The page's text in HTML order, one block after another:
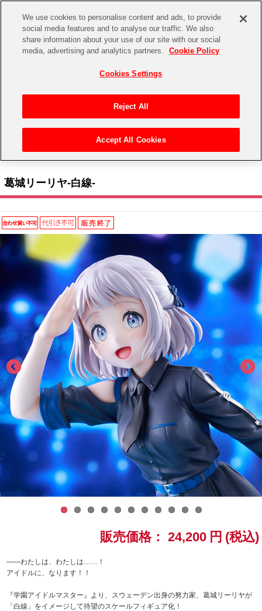
CHANNEL STORE EVENT
ゲーム 電子書籍
CD / Blu-ray
EVENT
ASOBI STAGE
その他先行受付
プレミアム会員とは
アイドルマスターシリーズ
アイドルマスター
アイドルマスター シャイニーカラーズ
学園アイドルマスター
プロジェクトアイマス ヴイアライヴ
テイルズ オブ シリーズ
電音部
鉄拳
太鼓の達人
ACE COMBAT
パックマン
ナムコクラシック
スサノオマジック
ラブライブ！シリーズ
ラブライブ！
イベントグッズ
トイ・ホビー
アイドルマスター シリーズ>学園アイドルマスター
葛城リーリヤ-白線-
販売価格： 24,200 円 (税込)
――わたしは、わたしは……！
アイドルに、なります！！
『学園アイドルマスター』より、スウェーデン出身の努力家、葛城リーリヤが
「白線」をイメージして待望のスケールフィギュア化！
We use cookies to personalise content and ads, to provide
social media features and to analyse our traffic. We also
share information about your use of our site with our social
media, advertising and analytics partners.
Cookie Policy
Cookies Settings
Reject All
Accept All Cookies